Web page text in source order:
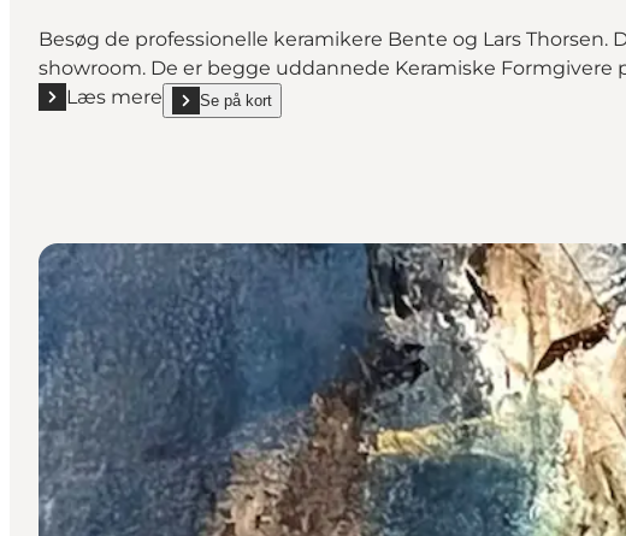
Besøg de professionelle keramikere Bente og Lars
showroom. De er begge uddannede Keramiske Formgivere
Læs mere
Læs mere "Bente & Lars Thorsen Keramik"
Se på kort
show Bente & Lars Thorsen Keramik on_map